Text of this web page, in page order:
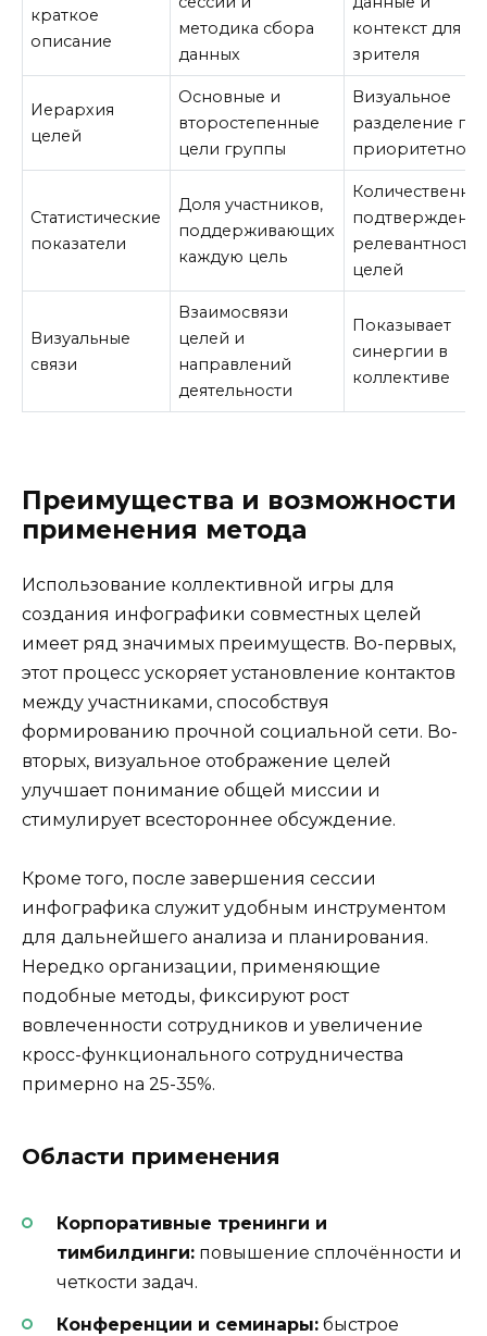
краткое
описание
методика сбора
данных
контекст для
зрителя
Иерархия
целей
Основные и
второстепенные
цели группы
Визуальное
разделение по
Статистические
показатели
Доля участников,
поддерживающих
каждую цель
релевантности
целей
Визуальные
связи
Взаимосвязи
целей и
направлений
деятельности
Показывает
синергии в
коллективе
Преимущества и возможности
применения метода
Использование коллективной игры для
создания инфографики совместных целей
имеет ряд значимых преимуществ. Во-первых,
этот процесс ускоряет установление контактов
между участниками, способствуя
формированию прочной социальной сети. Во-
вторых, визуальное отображение целей
улучшает понимание общей миссии и
стимулирует всестороннее обсуждение.
Кроме того, после завершения сессии
инфографика служит удобным инструментом
для дальнейшего анализа и планирования.
Нередко организации, применяющие
подобные методы, фиксируют рост
вовлеченности сотрудников и увеличение
кросс-функционального сотрудничества
примерно на 25-35%.
Области применения
Корпоративные тренинги и
тимбилдинги: повышение сплочённости и
четкости задач.
Конференции и семинары: быстрое